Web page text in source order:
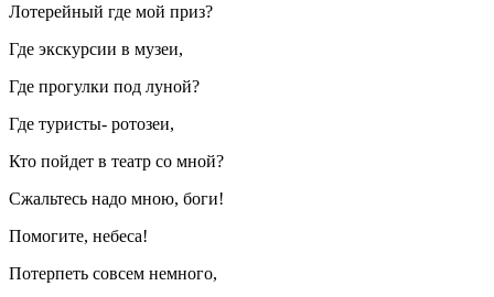
Лотерейный где мой приз?
Где экскурсии в музеи,
Где прогулки под луной?
Где туристы- ротозеи,
Кто пойдет в театр со мной?
Сжальтесь надо мною, боги!
Помогите, небеса!
Потерпеть совсем немного,